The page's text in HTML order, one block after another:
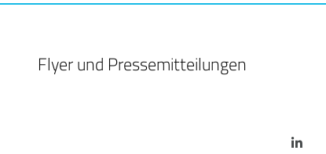
Flyer und Pressemitteilungen